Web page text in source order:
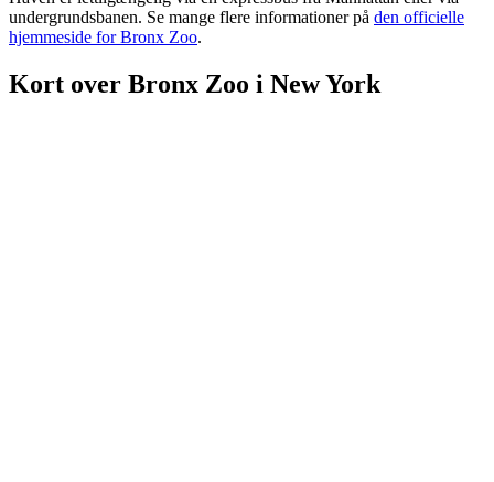
undergrundsbanen. Se mange flere informationer på den officielle
hjemmeside for Bronx Zoo.
Kort over Bronx Zoo i New York